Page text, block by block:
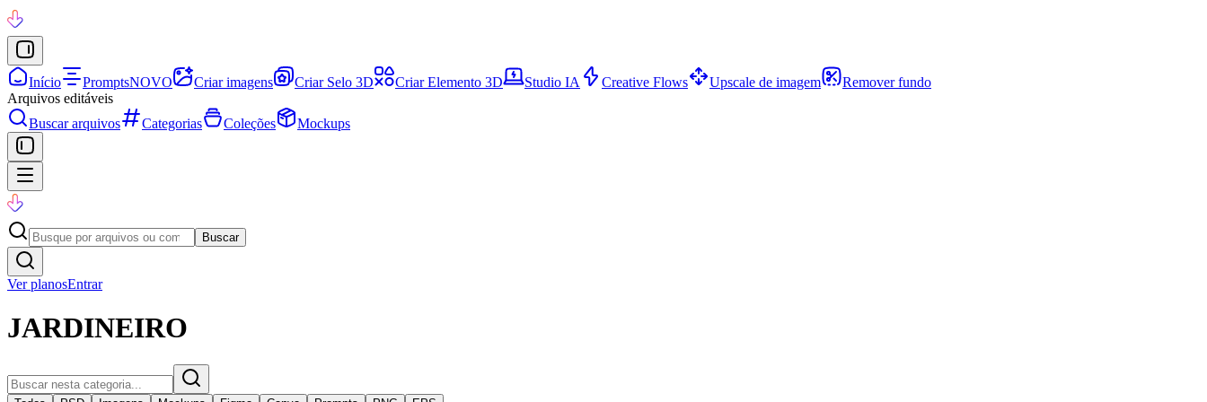
Início PromptsNOVO Criar imagens Criar Selo 3D Criar Elemento 3D Studio IA Creative Flows Upscale de imagem
Remover fundo
Arquivos editáveis
Buscar arquivos
Categorias Coleções Mockups
Buscar
Ver planosEntrar
JARDINEIRO